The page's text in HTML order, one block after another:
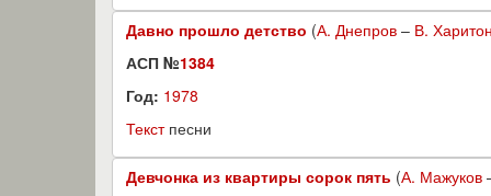
Давно прошло детство (А. Днепров – В.
АСП №1384
Год: 1978
Текстпесни
Девчонка из квартиры сорок пять (А. Мажуков